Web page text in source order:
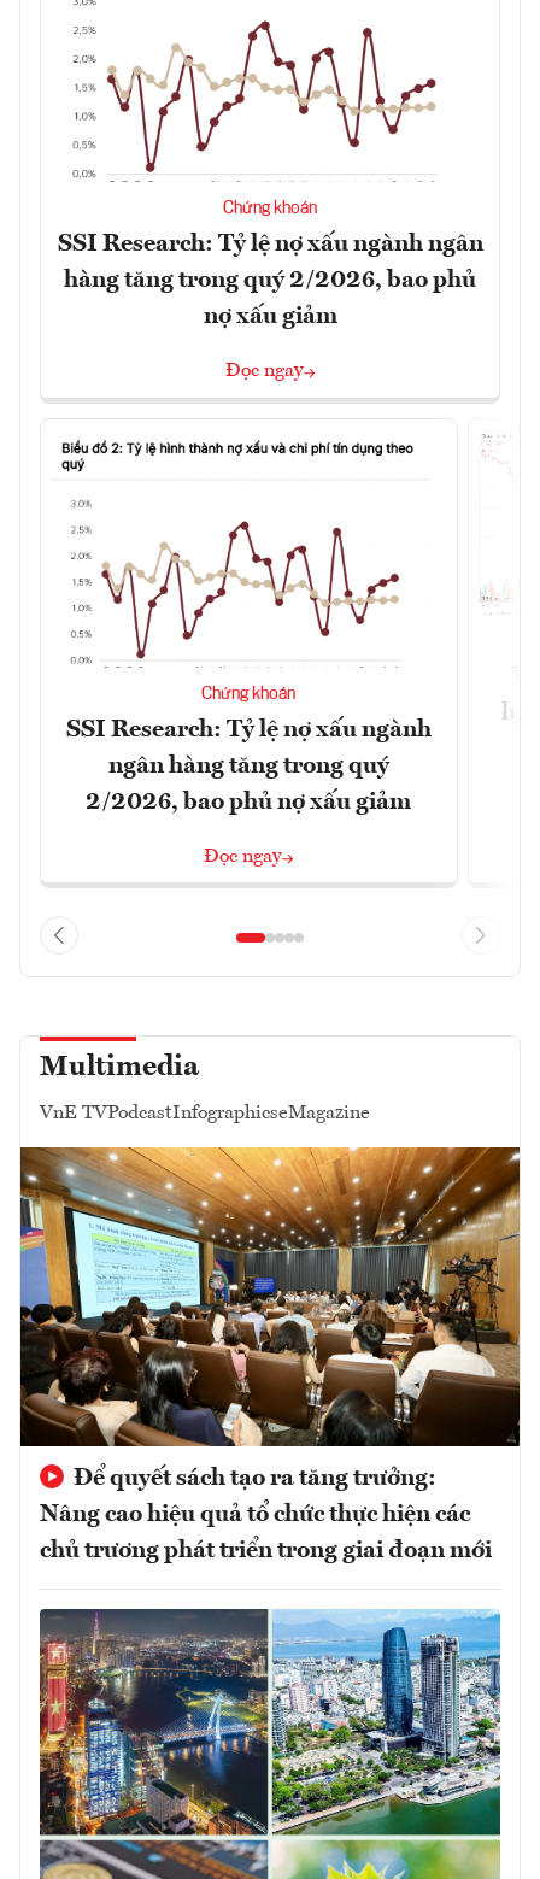
Chứng khoán
SSI Research: Tỷ lệ nợ xấu ngành ngân
hàng tăng trong quý 2/2026, bao phủ
nợ xấu giảm
Đọc ngay
Chứng khoán
SSI Research: Tỷ lệ nợ xấu ngành
ngân hàng tăng trong quý
2/2026, bao phủ nợ xấu giảm
Đọc ngay
lực
Multimedia
VnE TVPodcastInfographicseMagazine
Để quyết sách tạo ra tăng trưởng:
Nâng cao hiệu quả tổ chức thực hiện các
chủ trương phát triển trong giai đoạn mới